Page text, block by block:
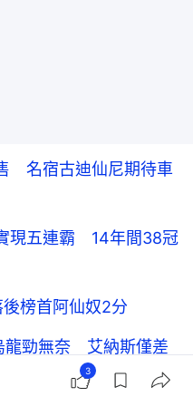
名宿古迪仙尼期待車
現五連霸 14年間38冠
榜首阿仙奴2分
龍勁無奈 艾納斯僅差
3